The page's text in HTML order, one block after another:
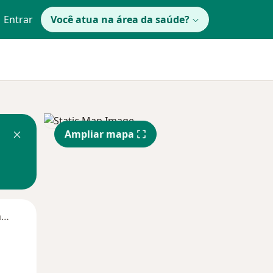
Entrar Você atua na área da saúde?
Segunda-feira
Ampliar mapa